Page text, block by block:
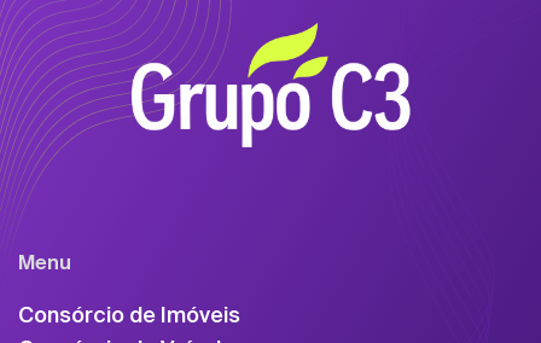
Menu
Consórcio de Imóveis